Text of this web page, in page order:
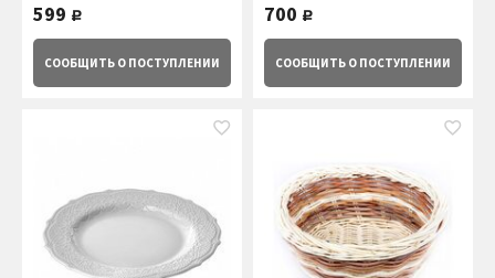
599 руб.
СООБЩИТЬ О ПОСТУПЛЕНИИ
700 руб.
СООБЩИТЬ О ПОСТУПЛЕНИИ